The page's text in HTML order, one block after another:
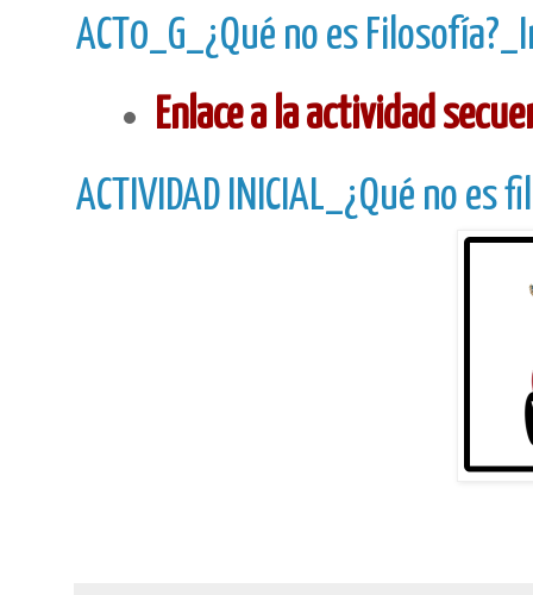
ACT0_G_¿Qué no es
Enlace a la actividad
ACTIVIDAD INICIAL_¿Qué no es